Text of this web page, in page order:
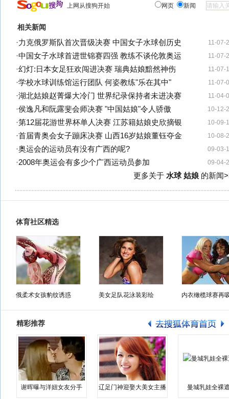
上网从搜狗开始 网页 新闻
相关新闻
11-07-
·力克俄罗斯队首次晋级决赛 中国女子水球创历史
11-07-
·中国女子水球首进世锦赛四强 教练不谈伦敦奥运
11-07-
·幻灯:日本女足狂欢闯进决赛 瑞典姑娘黯然神伤
11-07-
·学校水球训练馆运行团队 何姿教练"乐在其中"
11-04-
·湖北姑娘赵菁爆大冷门 世界纪录保持者未进决赛
10-12-
·侯逸凡和阮露斐会师决赛 "中国姑娘"令人骄傲
10-09-
·第12届花游世界杯单人决赛 江苏籍姑娘史欣摘银
10-08-
·首届青奥会女子蹦床决赛 山西16岁姑娘董钰夺金
09-03-
·奥运会的运动员有没有广西的呢?
09-04-
·2008年奥运会有多少个广西运动员参加
更多关于 水球 姑娘的新闻
体育社区精选
俄柔术女孩豹纹诱惑 美女足队花泳装彩绘 内衣橄榄球赛再
精彩推荐
谢晖曝与洋妞女友分手 辽足门神迎娶大美女主播 曼城乳娃全裸